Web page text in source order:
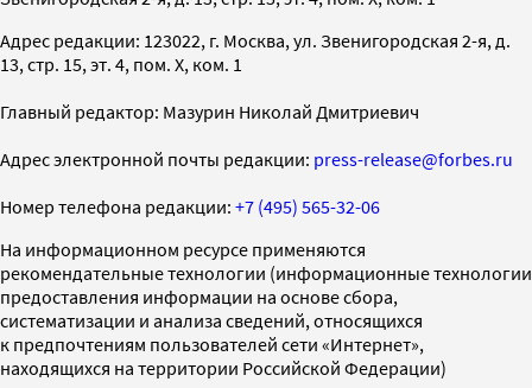
Адрес редакции: 123022, г. Москва, ул. Звенигородская 2-я, д.
13, стр. 15, эт. 4, пом. X, ком. 1
Главный редактор: Мазурин Николай Дмитриевич
Адрес электронной почты редакции: press-release@forbes.ru
Номер телефона редакции: +7 (495) 565-32-06
На информационном ресурсе применяются
рекомендательные технологии (информационные технологии
предоставления информации на основе сбора,
систематизации и анализа сведений, относящихся
к предпочтениям пользователей сети «Интернет»,
находящихся на территории Российской Федерации)